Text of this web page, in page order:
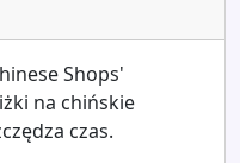
Shops'
na chińskie
czas.